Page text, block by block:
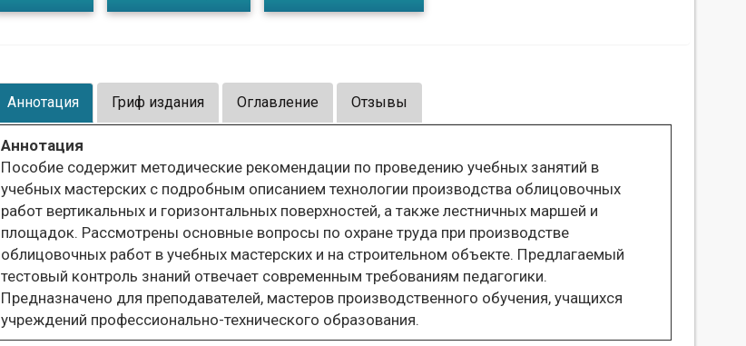
Аннотация Гриф издания Оглавление Отзывы
Аннотация
Пособие содержит методические рекомендации по проведению учебных занятий в
учебных мастерских с подробным описанием технологии производства облицовочных
работ вертикальных и горизонтальных поверхностей, а также лестничных маршей и
площадок. Рассмотрены основные вопросы по охране труда при производстве
облицовочных работ в учебных мастерских и на строительном объекте. Предлагаемый
тестовый контроль знаний отвечает современным требованиям педагогики.
Предназначено для преподавателей, мастеров производственного обучения, учащихся
учреждений профессионально-технического образования.